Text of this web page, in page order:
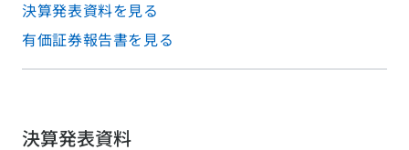
決算発表資料を見る
有価証券報告書を見る
決算発表資料